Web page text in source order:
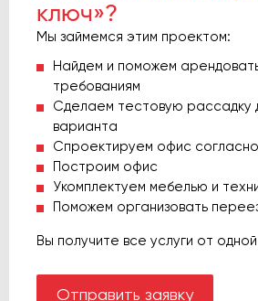
ключ»?
Мы займемся этим проектом:
Найдем и поможем
требованиям
Сделаем тестовую рассадку
варианта
Спроектируем офис
Построим офис
Укомплектуем мебелью и
Поможем организовать
Вы получите все услуги от
Отправить заявку